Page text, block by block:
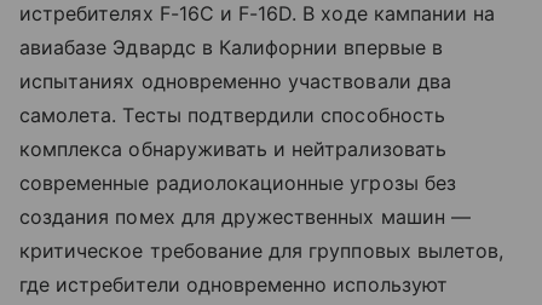
истребителях F-16C и F-16D. В ходе кампании на
авиабазе Эдвардс в Калифорнии впервые в
испытаниях одновременно участвовали два
самолета. Тесты подтвердили способность
комплекса обнаруживать и нейтрализовать
современные радиолокационные угрозы без
создания помех для дружественных машин —
критическое требование для групповых вылетов,
где истребители одновременно используют